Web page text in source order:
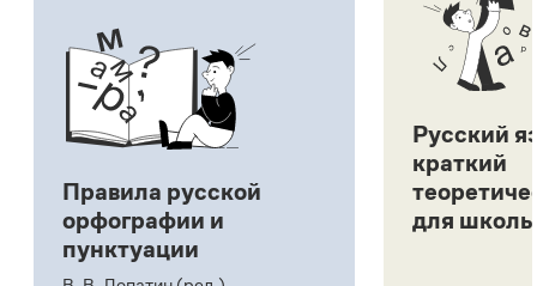
Правила русской
орфографии и
пунктуации
Русский
краткий
для